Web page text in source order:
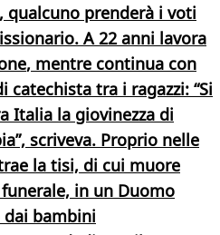
qualcuno prenderà i voti
A 22 anni lavora
, mentre continua con
catechista tra i ragazzi: “Si
Italia la giovinezza di
scriveva. Proprio nelle
la tisi, di cui muore
in un Duomo
bambini